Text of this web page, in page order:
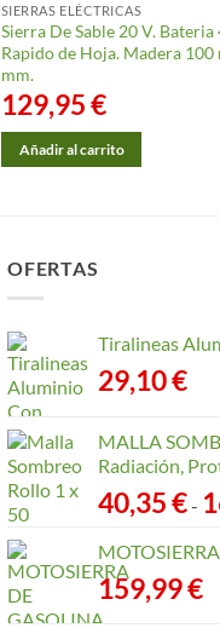
SIERRAS ELÉCTRICAS
Sierra De Sable 20 V.
Rapido de Hoja. Madera
mm.
129,95€
Añadir al carrito
OFERTAS
Tiralineas
29,10€
MALLA
Radiación,
40,35€-
159,99€